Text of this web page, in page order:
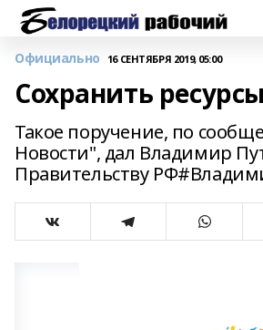
Официально 16 СЕНТЯБРЯ 2019, 05:00
Сохранить
Такое поручение, по
Новости", дал Владимир
Правительству